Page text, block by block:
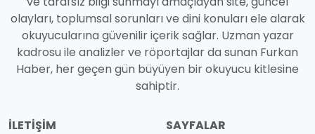
olayları, toplumsal sorunları ve dini konuları ele alarak
okuyucularına güvenilir içerik sağlar. Uzman yazar
kadrosu ile analizler ve röportajlar da sunan Furkan
Haber, her geçen gün büyüyen bir okuyucu kitlesine
sahiptir.
İLETIŞIM
SAYFALAR